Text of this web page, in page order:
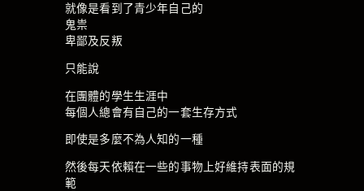
就像是看到了青少年自己的
鬼祟
卑鄙及反叛
只能說
在團體的學生生涯中
每個人總會有自己的一套生存方式
即使是多麼不為人知的一種
然後每天依賴在一些的事物上好維持表面的規
範